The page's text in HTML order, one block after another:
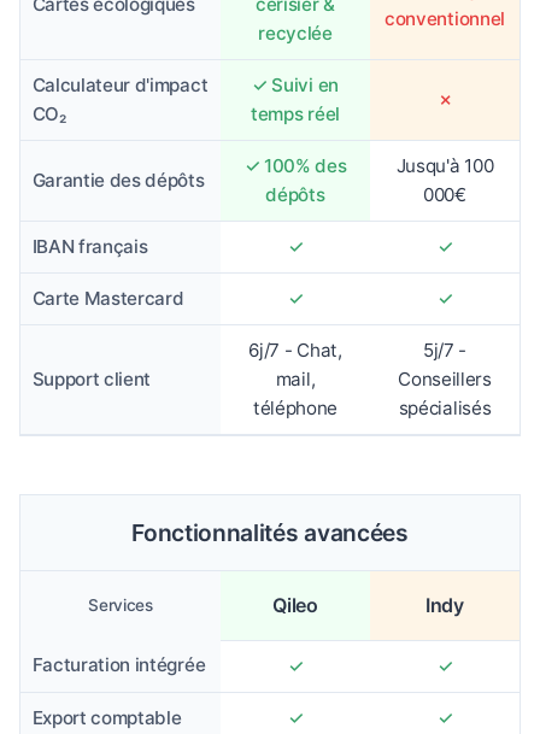
recyclée
conventionnel
Calculateur d'impact
CO₂
✓ Suivi en
temps réel
✗
Garantie des dépôts
✓ 100% des
dépôts
Jusqu'à 100
000€
IBAN français ✓ ✓
Carte Mastercard ✓ ✓
Support client
6j/7 - Chat,
mail,
téléphone
5j/7 -
Conseillers
spécialisés
Fonctionnalités avancées
Services Qileo Indy
Facturation intégrée ✓ ✓
Export comptable ✓ ✓